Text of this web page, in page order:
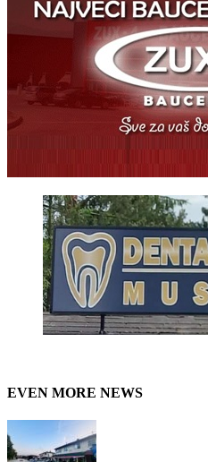
EVEN MORE NEWS